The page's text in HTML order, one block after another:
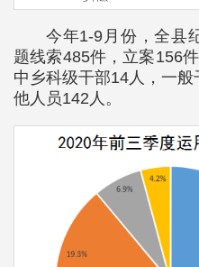
今年1-9月份，全县
题线索485件，立案156
中乡科级干部14人，一
他人员142人。